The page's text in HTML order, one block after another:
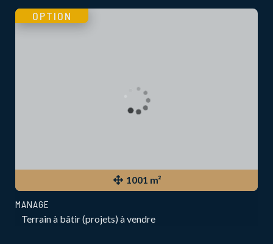
1001 m²
OPTION
MANAGE
Terrain à bâtir (projets) à vendre